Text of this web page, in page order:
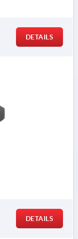
DETAILS
DETAILS